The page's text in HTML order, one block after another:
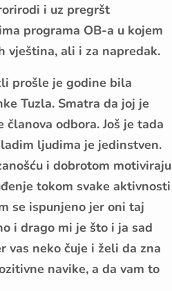
i uz pregršt
programa OB-a u kojem
vještina, ali i za napredak.
prošle je godine bila
Tuzla. Smatra da joj je
odbora. Još je tada
ljudima je jedinstven.
i dobrotom motiviraju
tokom svake aktivnosti
se ispunjeno jer oni taj
i drago mi je što i ja sad
vas neko čuje i želi da zna
navike, a da vam to